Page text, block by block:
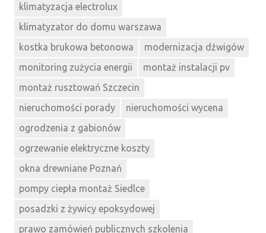
klimatyzacja electrolux
klimatyzator do domu warszawa
kostka brukowa betonowa
modernizacja dźwigów
monitoring zużycia energii
montaż instalacji pv
montaż rusztowań Szczecin
nieruchomości porady
nieruchomości wycena
ogrodzenia z gabionów
ogrzewanie elektryczne koszty
okna drewniane Poznań
pompy ciepła montaż Siedlce
posadzki z żywicy epoksydowej
prawo zamówień publicznych szkolenia